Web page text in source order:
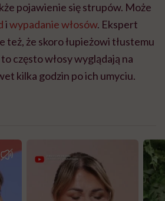
pojawienie się strupów. Może
iwypadanie włosów. Ekspert
też, że skoro łupieżowi tłustemu
często włosy wyglądają na
kilka godzin po ich umyciu.